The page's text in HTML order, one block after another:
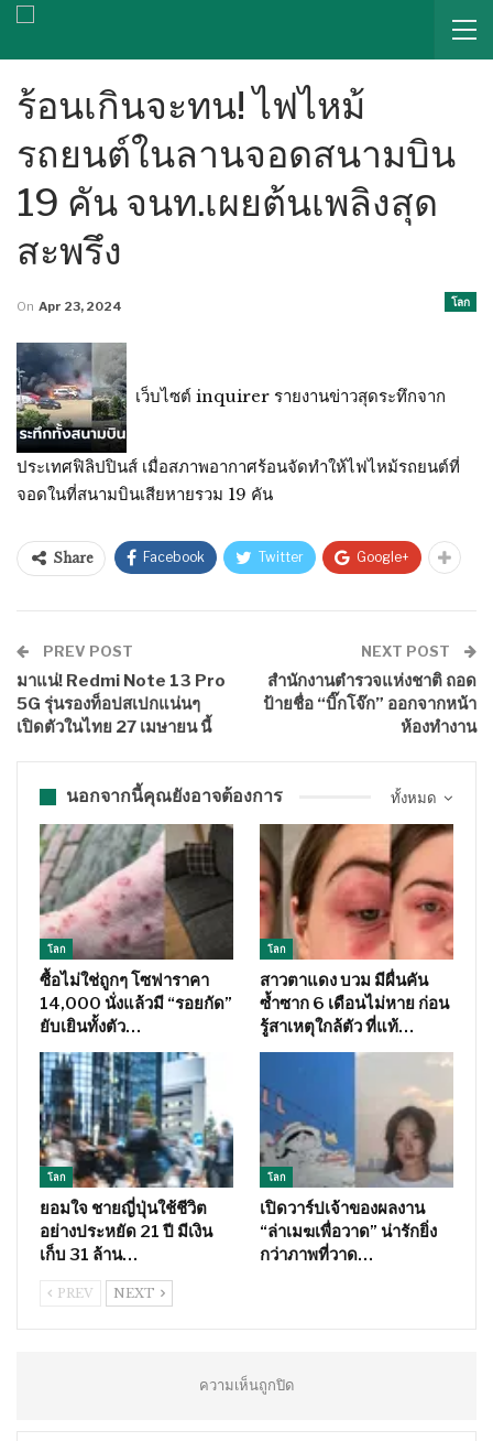
ร้อนเกินจะทน! ไฟไหม้
รถยนต์ในลานจอดสนามบิน
19 คัน จนท.เผยต้นเพลิงสุด
สะพรึง
โลก
On Apr 23, 2024
เว็บไซต์ inquirer รายงานข่าวสุดระทึกจาก
ประเทศฟิลิปปินส์ เมื่อสภาพอากาศร้อนจัดทำให้ไฟไหม้รถยนต์ที่
จอดในที่สนามบินเสียหายรวม 19 คัน
Share Facebook Twitter Google+
PREV POST
มาแน่! Redmi Note 13 Pro
5G รุ่นรองท็อปสเปกแน่นๆ
เปิดตัวในไทย 27 เมษายน นี้
NEXT POST
สำนักงานตำรวจแห่งชาติ ถอด
ป้ายชื่อ “บิ๊กโจ๊ก” ออกจากหน้า
ห้องทำงาน
ทั้งหมด
นอกจากนี้คุณยังอาจต้องการ
โลก
ซื้อไม่ใช่ถูกๆ โซฟาราคา
14,000 นั่งแล้วมี “รอยกัด”
ยับเยินทั้งตัว…
โลก
สาวตาแดง บวม มีผื่นคัน
ซ้ำซาก 6 เดือนไม่หาย ก่อน
รู้สาเหตุใกล้ตัว ที่แท้…
โลก
ยอมใจ ชายญี่ปุ่นใช้ชีวิต
อย่างประหยัด 21 ปี มีเงิน
เก็บ 31 ล้าน…
โลก
เปิดวาร์ปเจ้าของผลงาน
“ล่าเมฆเพื่อวาด” น่ารักยิ่ง
กว่าภาพที่วาด…
PREV NEXT
ความเห็นถูกปิด